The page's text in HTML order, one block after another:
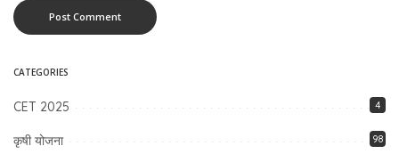
CATEGORIES
CET 2025 4
कृषी योजना 98